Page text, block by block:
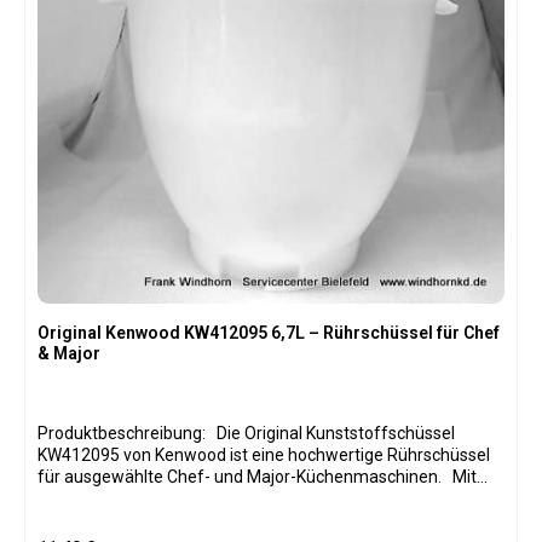
Anwendung: Verhindert Herausspritzen von Zutaten beim
Rühren und Kneten Passend für: Kenwood Cooking Chef KM
Küchenmaschinen Ermöglicht sicheres Hinzufügen von
und wiederverwendbar Einfache Montage und perfekte
Original Kenwood KW412095 6,7L – Rührschüssel für Chef
& Major
Produktbeschreibung: Die Original Kunststoffschüssel
KW412095 von Kenwood ist eine hochwertige Rührschüssel
für ausgewählte Chef- und Major-Küchenmaschinen. Mit